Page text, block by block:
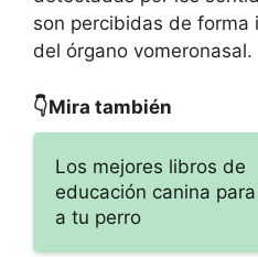
son percibidas de forma
del órgano vomeronasal.
👇Mira también
Los mejores libros de
educación canina
a tu perro